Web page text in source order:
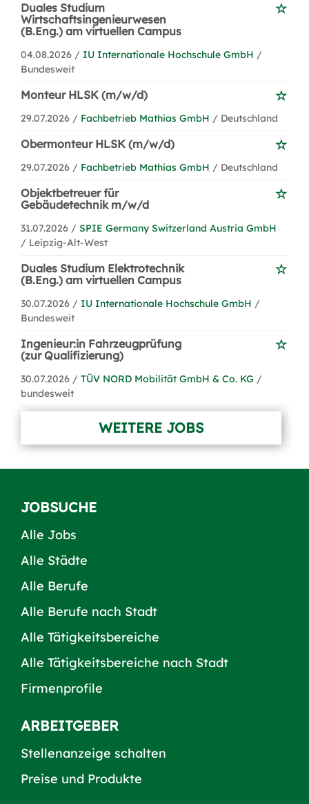
Duales Studium
Wirtschaftsingenieurwesen
(B.Eng.) am virtuellen Campus
04.08.2026 / IU Internationale Hochschule GmbH /
Bundesweit
Monteur HLSK (m/w/d)
29.07.2026 / Fachbetrieb Mathias GmbH / Deutschland
Obermonteur HLSK (m/w/d)
29.07.2026 / Fachbetrieb Mathias GmbH / Deutschland
Objektbetreuer für
Gebäudetechnik m/w/d
31.07.2026 / SPIE Germany Switzerland Austria GmbH
/ Leipzig-Alt-West
Duales Studium Elektrotechnik
(B.Eng.) am virtuellen Campus
30.07.2026 / IU Internationale Hochschule GmbH /
Bundesweit
Ingenieur:in Fahrzeugprüfung
(zur Qualifizierung)
30.07.2026 / TÜV NORD Mobilität GmbH & Co. KG /
bundesweit
WEITERE JOBS
JOBSUCHE
Alle Jobs
Alle Städte
Alle Berufe
Alle Berufe nach Stadt
Alle Tätigkeitsbereiche
Alle Tätigkeitsbereiche nach Stadt
Firmenprofile
ARBEITGEBER
Stellenanzeige schalten
Preise und Produkte